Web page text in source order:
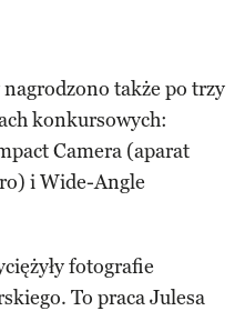
nagrodzono także po trzy
konkursowych:
Camera (aparat
i Wide-Angle
fotografie
To praca Julesa